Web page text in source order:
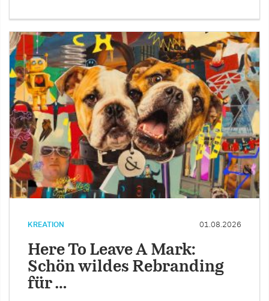
KREATION 01.08.2026
Here To Leave A Mark:
Schön wildes Rebranding
für …